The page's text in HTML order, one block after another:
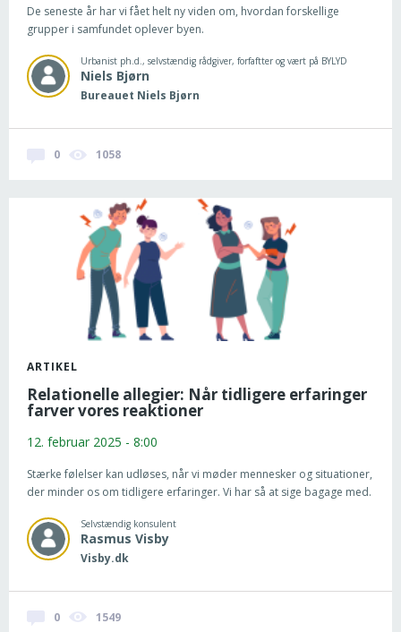
De seneste år har vi fået helt ny viden om, hvordan forskellige
grupper i samfundet oplever byen.
Urbanist ph.d., selvstændig rådgiver, forfaftter og vært på BYLYD
Niels Bjørn
Bureauet Niels Bjørn
0 1058
ARTIKEL
Relationelle allegier: Når tidligere erfaringer
farver vores reaktioner
12. februar 2025 - 8:00
Stærke følelser kan udløses, når vi møder mennesker og situationer,
der minder os om tidligere erfaringer. Vi har så at sige bagage med.
Selvstændig konsulent
Rasmus Visby
Visby.dk
0 1549